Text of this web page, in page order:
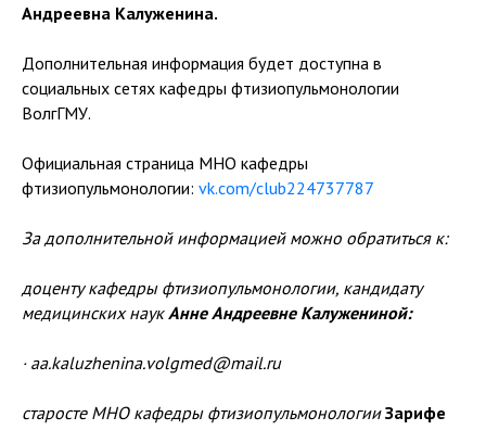
Андреевна Калуженина.
Дополнительная информация будет доступна в
социальных сетях кафедры фтизиопульмонологии
ВолгГМУ.
Официальная страница МНО кафедры
фтизиопульмонологии: vk.com/club224737787
За дополнительной информацией можно обратиться к:
доценту кафедры фтизиопульмонологии, кандидату
медицинских наукАнне Андреевне Калужениной:
· aa.kaluzhenina.volgmed@mail.ru
старосте МНО кафедры фтизиопульмонологииЗарифе